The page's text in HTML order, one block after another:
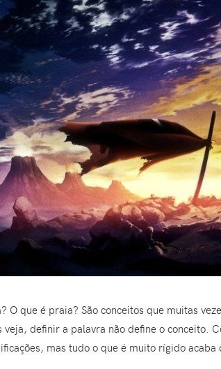
que é praia? São conceitos que muitas
definir a palavra não define o conceito.
mas tudo o que é muito rígido acaba